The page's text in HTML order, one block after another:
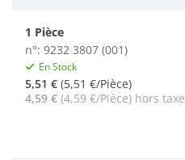
1 Pièce
n°: 9232 3807 (001)
En Stock
5,51 € (5,51 €/Pièce)
4,59 € (4,59 €/Pièce) hors taxe